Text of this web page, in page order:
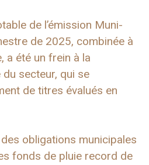
de l’émission Muni-
de 2025, combinée à
a été un frein à la
secteur, qui se
de titres évalués en
obligations municipales
fonds de pluie record de